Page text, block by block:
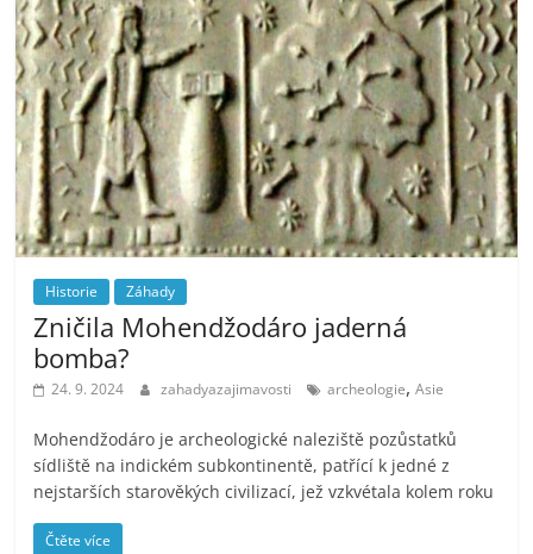
Historie Záhady
Zničila Mohendžodáro jaderná
bomba?
24. 9. 2024 zahadyazajimavosti archeologie,Asie
Mohendžodáro je archeologické naleziště pozůstatků
sídliště na indickém subkontinentě, patřící k jedné z
nejstarších starověkých civilizací, jež vzkvétala kolem roku
Čtěte více